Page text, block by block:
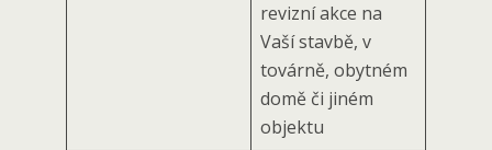
revizní akce na
Vaší stavbě, v
továrně, obytném
domě či jiném
objektu